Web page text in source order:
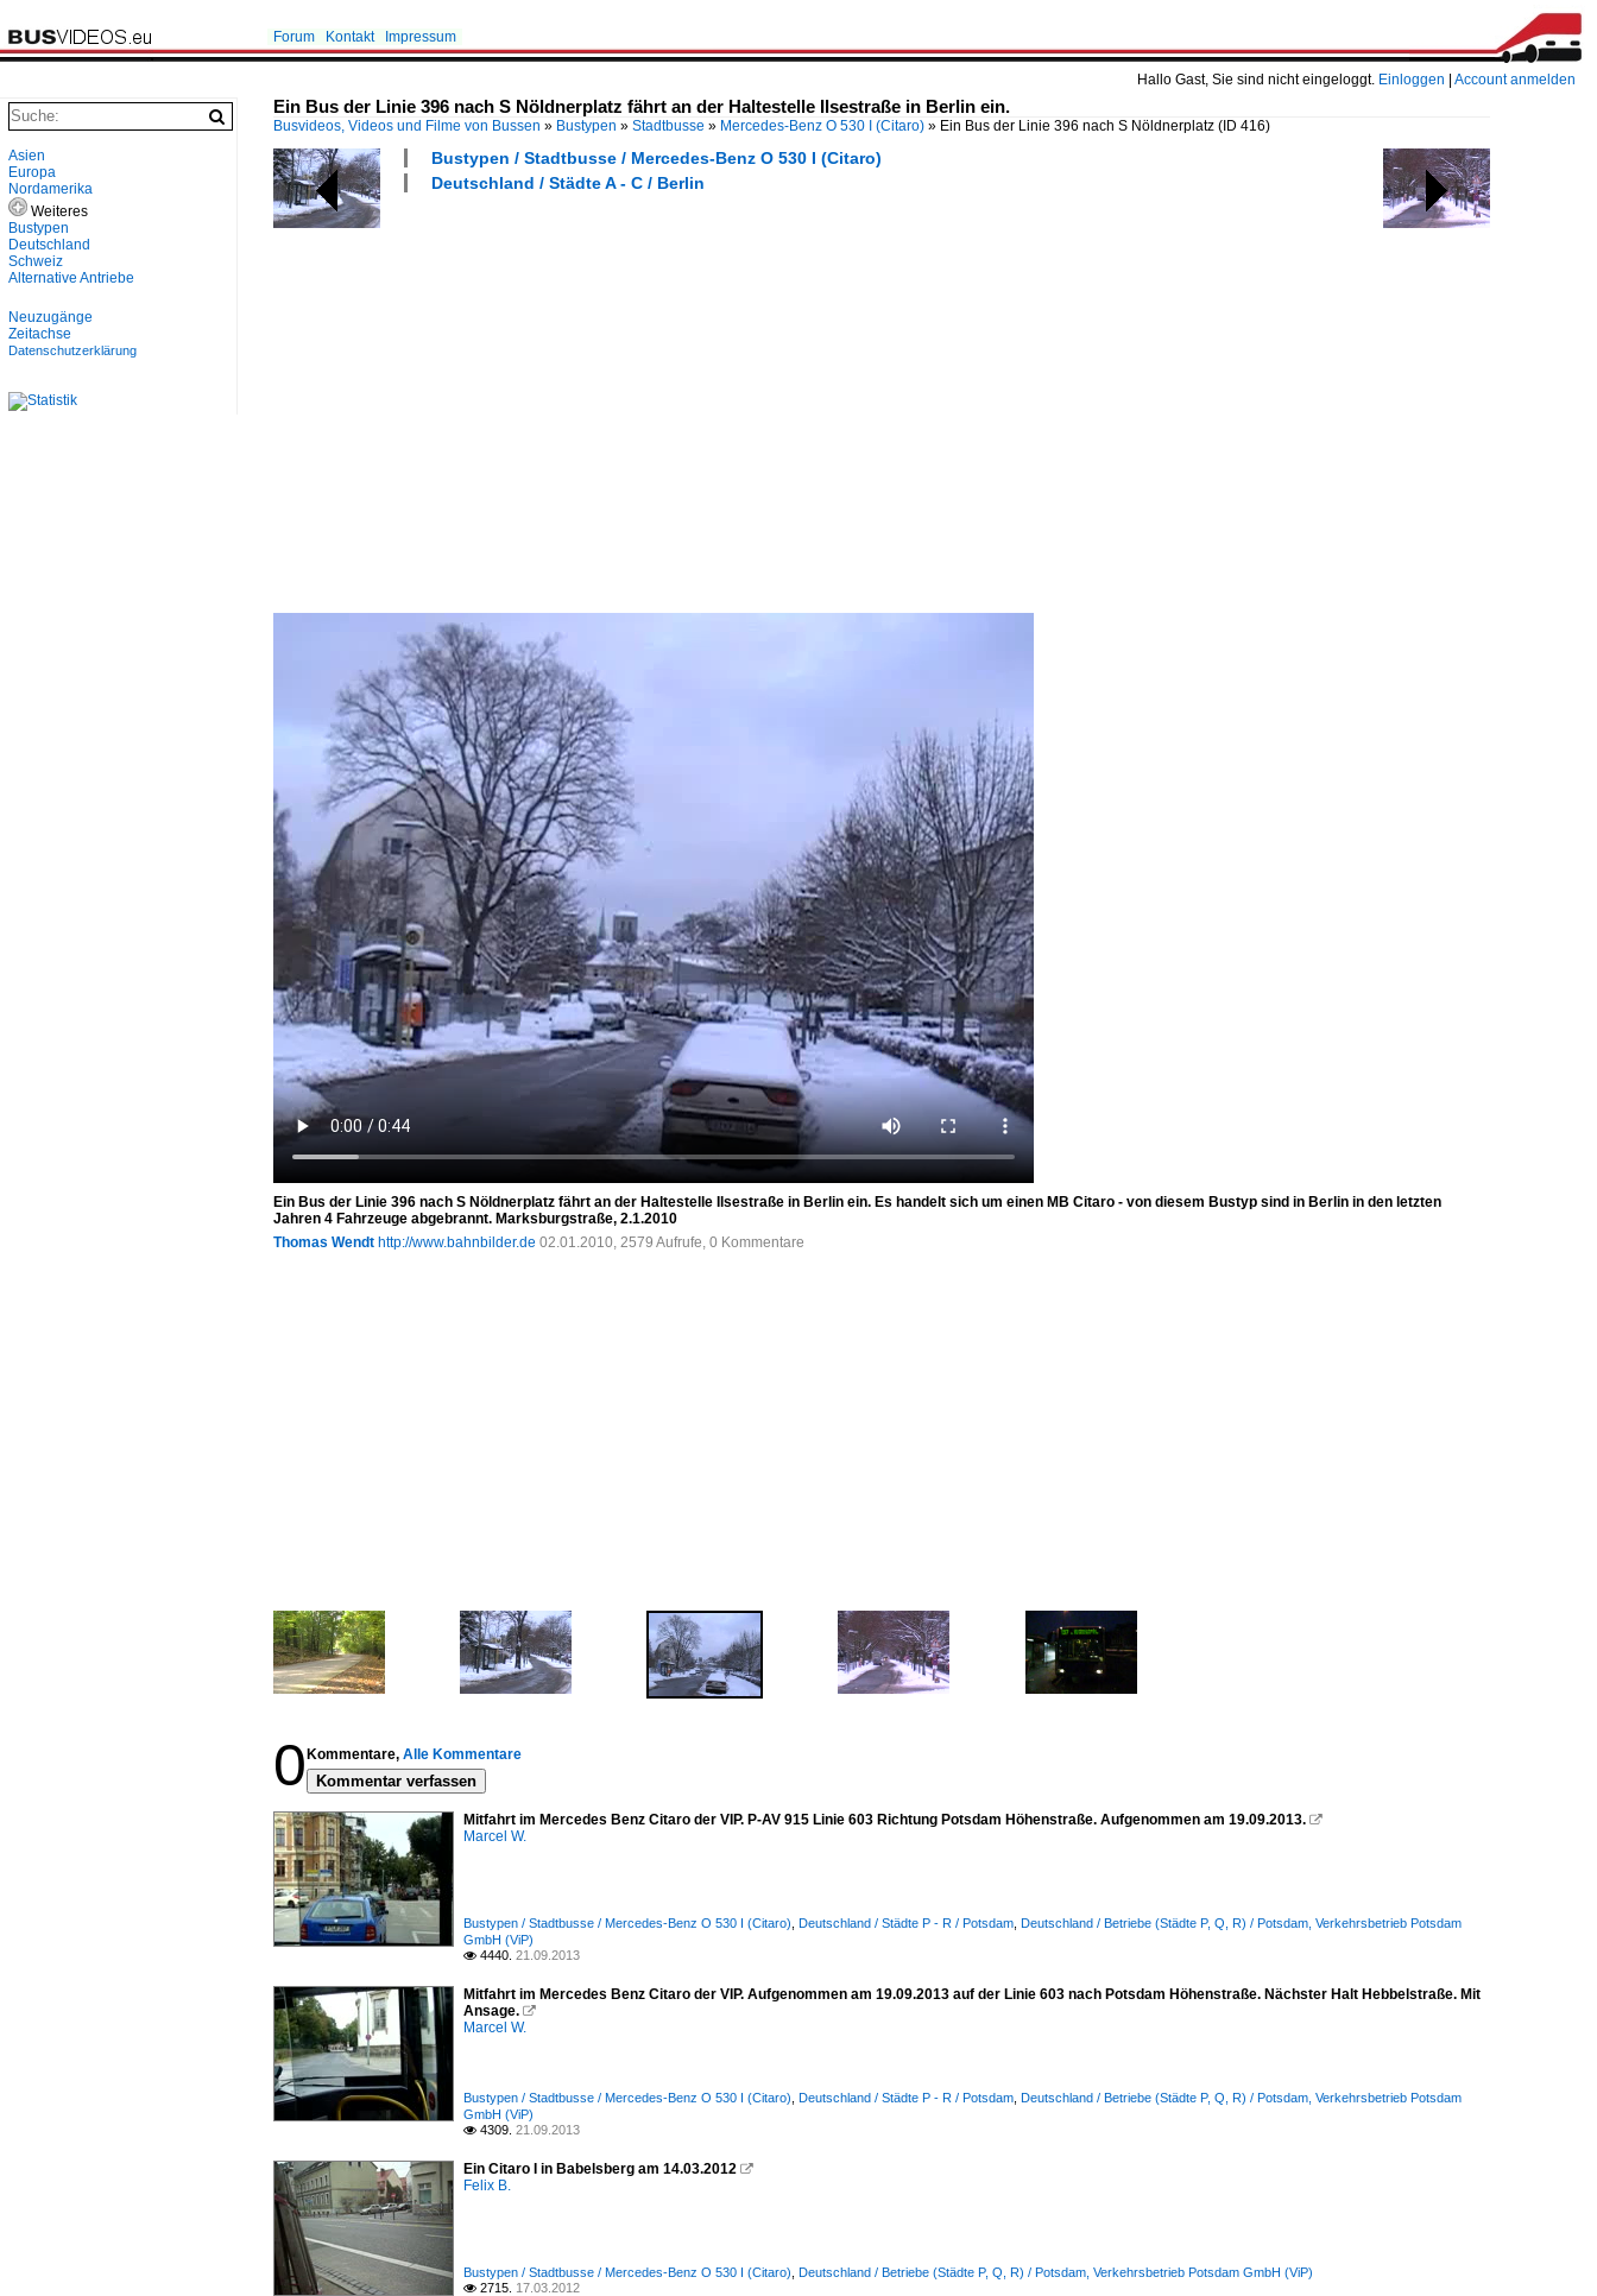
Hallo Gast, Sie sind nicht eingeloggt. Einloggen Account anmelden
Forum Kontakt Impressum
Ein Bus der Linie 396 nach S Nöldnerplatz fährt an der Haltestelle Ilsestraße in Berlin ein.
Busvideos, Videos und Filme von Bussen » Bustypen » Stadtbusse » Mercedes-Benz O 530 I (Citaro) » Ein Bus der Linie 396 nach S Nöldnerplatz (ID 416)
Bustypen / Stadtbusse / Mercedes-Benz O 530 I (Citaro)
Deutschland / Städte A - C / Berlin
Ein Bus der Linie 396 nach S Nöldnerplatz fährt an der Haltestelle Ilsestraße in Berlin ein. Es handelt sich um einen MB Citaro - von diesem Bustyp sind in Berlin in den letzten
Jahren 4 Fahrzeuge abgebrannt. Marksburgstraße, 2.1.2010
Thomas Wendt http://www.bahnbilder.de 02.01.2010, 2579 Aufrufe, 0 Kommentare
0 Kommentare, Alle Kommentare
Kommentar verfassen
Mitfahrt im Mercedes Benz Citaro der VIP. P-AV 915 Linie 603 Richtung Potsdam Höhenstraße. Aufgenommen am 19.09.2013. 
Marcel W.
Bustypen / Stadtbusse / Mercedes-Benz O 530 I (Citaro) Deutschland / Städte P - R / Potsdam Deutschland / Betriebe (Städte P, Q, R) / Potsdam, Verkehrsbetrieb Potsdam
GmbH (ViP)
 4440. 21.09.2013
Mitfahrt im Mercedes Benz Citaro der VIP. Aufgenommen am 19.09.2013 auf der Linie 603 nach Potsdam Höhenstraße. Nächster Halt Hebbelstraße. Mit
Ansage. 
Marcel W.
Bustypen / Stadtbusse / Mercedes-Benz O 530 I (Citaro) Deutschland / Städte P - R / Potsdam Deutschland / Betriebe (Städte P, Q, R) / Potsdam, Verkehrsbetrieb Potsdam
GmbH (ViP)
 4309. 21.09.2013
Ein Citaro I in Babelsberg am 14.03.2012 
Felix B.
Bustypen / Stadtbusse / Mercedes-Benz O 530 I (Citaro) Deutschland / Betriebe (Städte P, Q, R) / Potsdam, Verkehrsbetrieb Potsdam GmbH (ViP)
 2715. 17.03.2012
Asien
Europa
Nordamerika
Weiteres
Bustypen
Deutschland
Schweiz
Alternative Antriebe
Neuzugänge
Zeitachse
Datenschutzerklärung